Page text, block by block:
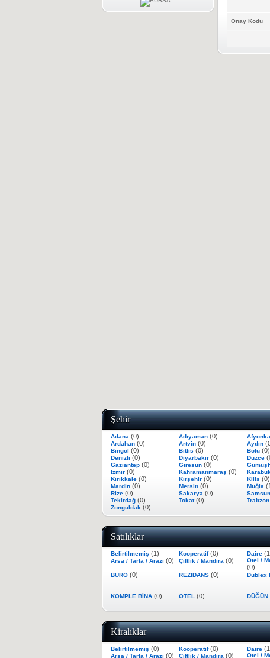
Onay Kodu
Şehir
Adana (0) Adıyaman (0)
Ardahan (0) Artvin (0) Aydın
Bingol (0) Bitlis (0) Bolu (0)
Denizli (0) Diyarbakır (0) Düzce
Gaziantep (0) Giresun (0)
İzmir (0) Kahramanmaraş (0)
Kırıkkale (0) Kırşehir (0) Kilis (0)
Mardin (0) Mersin (0) Muğla
Rize (0) Sakarya (0) Samsun
Tekirdağ (0) Tokat(0) Trabzon
Zonguldak (0)
Satılıklar
Belirtilmemiş (1) Kooperatif(0) Daire
Arsa / Tarla / Arazi (0) Çiftlik / Mandıra (0) Otel /
(0)
BÜRO (0) REZİDANS (0) Dublex
KOMPLE BİNA (0) OTEL (0) DÜĞÜN
Kiralıklar
Belirtilmemiş (0) Kooperatif(0) Daire
Arsa / Tarla / Arazi (0) Çiftlik / Mandıra (0) Otel /